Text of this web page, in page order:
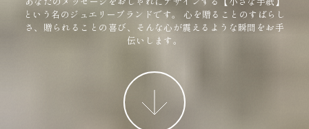
という名のジュエリーブランドです。
心を贈ることのすばらし
さ、贈られることの喜び、そんな心が震えるような瞬間をお手
伝いします。